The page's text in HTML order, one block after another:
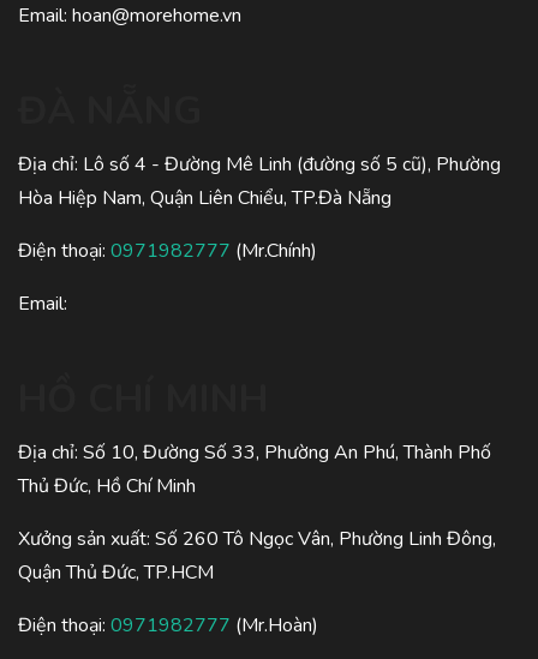
Email: hoan@morehome.vn
Địa chỉ: Lô số 4 - Đường Mê Linh (đường số 5 cũ), Phường
Hòa Hiệp Nam, Quận Liên Chiểu, TP.Đà Nẵng
Điện thoại: 0971982777 (Mr.Chính)
Email:
Địa chỉ: Số 10, Đường Số 33, Phường An Phú, Thành Phố
Thủ Đức, Hồ Chí Minh
Xưởng sản xuất: Số 260 Tô Ngọc Vân, Phường Linh Đông,
Quận Thủ Đức, TP.HCM
Điện thoại: 0971982777 (Mr.Hoàn)